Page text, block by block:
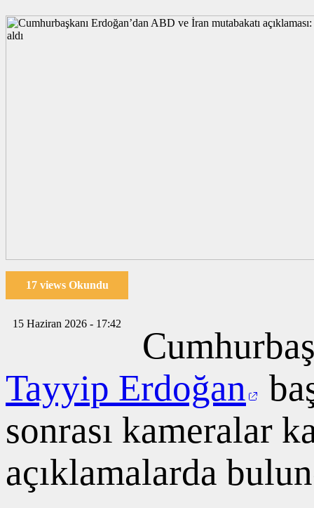
17 views Okundu
15 Haziran 2026 - 17:42
Tayyip Erdoğan
sonrası kameralar
açıklamalarda